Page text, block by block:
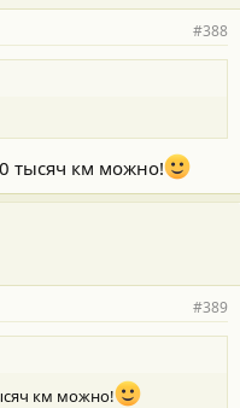
#388
тысяч км можно!
#389
км можно!